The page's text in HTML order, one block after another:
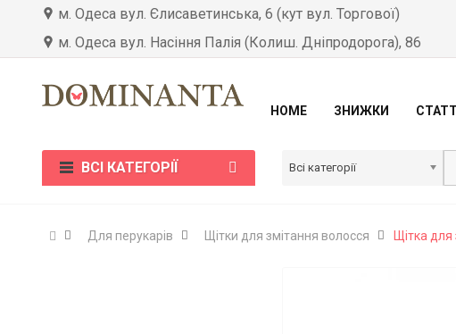
м. Одеса вул. Єлисаветинська, 6 (кут вул. Торгової)
м. Одеса вул. Насіння Палія (Колиш. Дніпродорога), 86
HOME ЗНИЖКИ
ВСІ КАТЕГОРІЇ Всі категорії
Для перукарів Щітки для змітання волосся Щітка